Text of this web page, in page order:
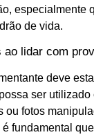
especialmente
de vida.
ao lidar com
deve
ser utilizado
ou fotos
fundamental